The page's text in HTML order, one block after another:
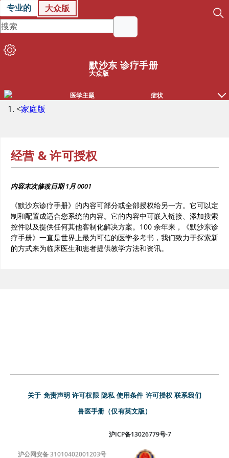
专业的 大众版
默沙东 诊疗手册
大众版
医学主题 症状
<家庭版
经营 & 许可授权
内容末次修改日期 1月 0001
《默沙东诊疗手册》的内容可部分或全部授权给另一方。它可以定
制和配置成适合您系统的内容。它的内容中可嵌入链接、添加搜索
控件以及提供任何其他客制化解决方案。100 余年来，《默沙东诊
疗手册》一直是世界上最为可信的医学参考书，我们致力于探索新
的方式来为临床医生和患者提供教学方法和资讯。
关于 免责声明 许可权限 隐私 使用条件 许可授权 联系我们
兽医手册（仅有英文版）
沪ICP备13026779号-7
沪公网安备 31010402001203号